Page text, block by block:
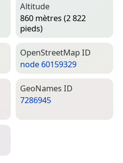
Altitude
860 mètres (2 822
pieds)
Open­Street­Map ID
node 60159329
Geo­Names ID
7286945